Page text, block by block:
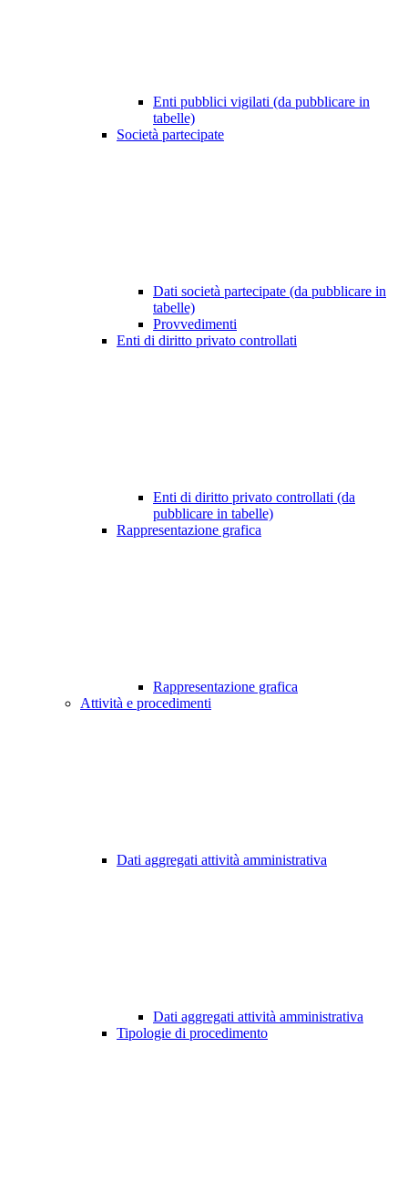
Enti pubblici vigilati (da pubblicare in
tabelle)
Società partecipate
Dati società partecipate (da pubblicare in
tabelle)
Provvedimenti
Enti di diritto privato controllati
Enti di diritto privato controllati (da
pubblicare in tabelle)
Rappresentazione grafica
Rappresentazione grafica
Attività e procedimenti
Dati aggregati attività amministrativa
Dati aggregati attività amministrativa
Tipologie di procedimento